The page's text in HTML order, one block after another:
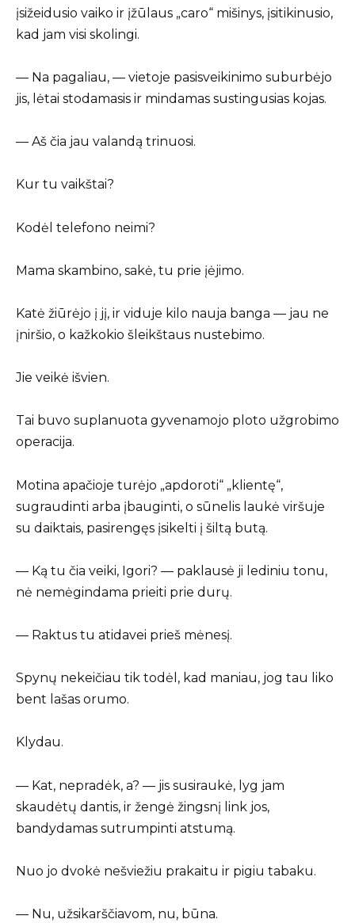
įsižeidusio vaiko ir įžūlaus „caro“ mišinys, įsitikinusio,
kad jam visi skolingi.
— Na pagaliau, — vietoje pasisveikinimo suburbėjo
jis, lėtai stodamasis ir mindamas sustingusias kojas.
— Aš čia jau valandą trinuosi.
Kur tu vaikštai?
Kodėl telefono neimi?
Mama skambino, sakė, tu prie įėjimo.
Katė žiūrėjo į jį, ir viduje kilo nauja banga — jau ne
įniršio, o kažkokio šleikštaus nustebimo.
Jie veikė išvien.
Tai buvo suplanuota gyvenamojo ploto užgrobimo
operacija.
Motina apačioje turėjo „apdoroti“ „klientę“,
sugraudinti arba įbauginti, o sūnelis laukė viršuje
su daiktais, pasirengęs įsikelti į šiltą butą.
— Ką tu čia veiki, Igori? — paklausė ji lediniu tonu,
nė nemėgindama prieiti prie durų.
— Raktus tu atidavei prieš mėnesį.
Spynų nekeičiau tik todėl, kad maniau, jog tau liko
bent lašas orumo.
Klydau.
— Kat, nepradėk, a? — jis susiraukė, lyg jam
skaudėtų dantis, ir žengė žingsnį link jos,
bandydamas sutrumpinti atstumą.
Nuo jo dvokė nešviežiu prakaitu ir pigiu tabaku.
— Nu, užsikarščiavom, nu, būna.